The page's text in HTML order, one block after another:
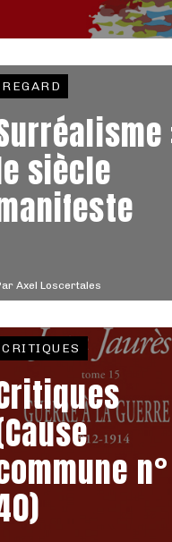
Axel Loscertales
REGARD
siècle
CRITIQUES
n°